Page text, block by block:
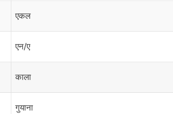
एकल
एन/ए
काला
गुयाना